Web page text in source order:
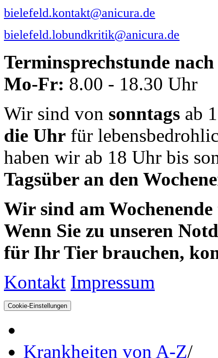
bielefeld.kontakt@anicura.de
bielefeld.lobundkritik@anicura.de
Terminsprechstunde
Mo-Fr: 8.00 - 18.30 Uhr
Wir sind von sonntags ab
die Uhr für
haben wir ab 18 Uhr bis
Tagsüber an den
Wir sind am
Wenn Sie zu unseren
für Ihr Tier brauchen,
Kontakt Impressum
Cookie-Einstellungen
Krankheiten von A-Z/